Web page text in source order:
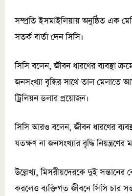
সম্প্রতি ইসমাইলিয়ায় অনুষ্ঠিত এক
সতর্ক বার্তা দেন সিসি।
সিসি বলেন, জীবন ধারণের ব্যবস্থা
জনসংখ্যা বৃদ্ধির সাথে তাল মেলাতে
ট্রিলিয়ন ডলার প্রয়োজন।
সিসি আরও বলেন, জীবন ধারণের
যতক্ষণ না জনসংখ্যার বৃদ্ধি নিয়ন্ত্রণের
উল্লেখ্য, মিসরীয়দেরকে দুই সন্তানের
করলেও ব্যক্তিগত জীবনে সিসি চার